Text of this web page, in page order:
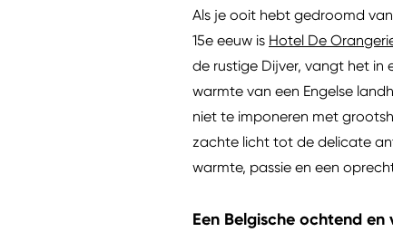
Als je ooit hebt gedroomd
15e eeuw is Hotel De
de rustige Dijver, vangt het
warmte van een Engelse
niet te imponeren met
zachte licht tot de delicate
warmte, passie en een
Een Belgische ochtend